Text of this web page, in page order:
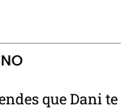
que Dani te